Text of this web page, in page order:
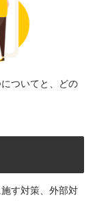
ついてと、どの
す対策、外部対